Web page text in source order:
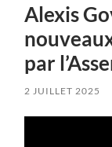
Alexis
par
2 JUILLET 2025